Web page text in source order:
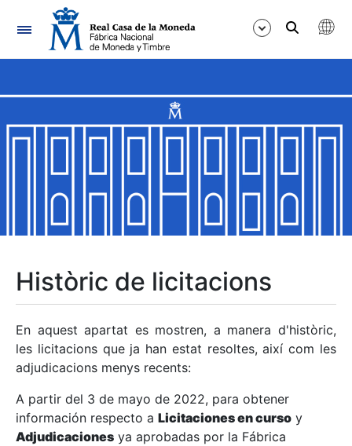
Navegació
Mostra/Amaga
Mostra/Amaga
Mostra/Amaga
Mostra/Amaga
Mostra/Amaga
Històric de licitacions
En aquest apartat es mostren, a manera d'històric,
les licitacions que ja han estat resoltes, així com les
adjudicacions menys recents:
A partir del 3 de mayo de 2022, para obtener
información respecto a Licitaciones en curso y
Adjudicaciones ya aprobadas por la Fábrica